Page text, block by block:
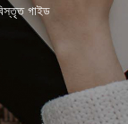
গাইড